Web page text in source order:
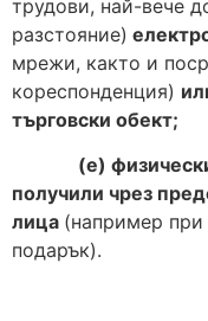
трудови, най-вече
разстояние)
мрежи, както и
кореспонденция)
търговски обект;
(е)
получили чрез
лица (например при
подарък).